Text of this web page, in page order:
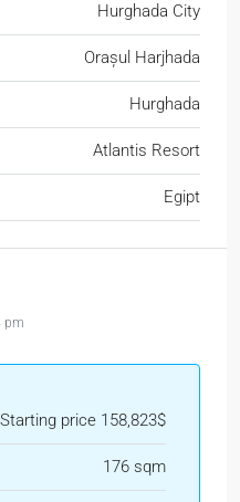
Hurghada City
Orașul Harjhada
Hurghada
Atlantis Resort
Egipt
pm
Starting price 158,823$
176 sqm